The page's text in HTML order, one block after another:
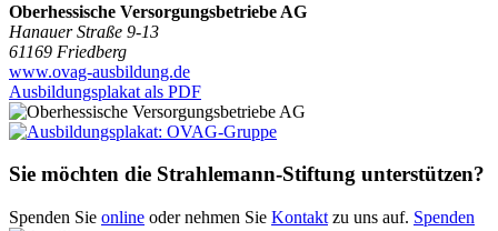
Oberhessische Versorgungsbetriebe AG
Hanauer Straße 9-13
61169 Friedberg
www.ovag-ausbildung.de
Ausbildungsplakat als PDF
Sie möchten die Strahlemann-Stiftung unterstützen?
Spenden Sie online oder nehmen Sie Kontakt zu uns auf. Spenden